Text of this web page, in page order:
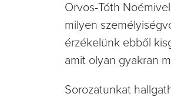
Orvos-Tóth
milyen
érzékelünk ebből
amit olyan gyakran
Sorozatunkat